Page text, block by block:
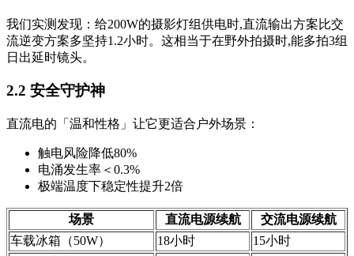
我们实测发现：给200W的摄影灯组供电时,直流输出方案比交
流逆变方案多坚持1.2小时。这相当于在野外拍摄时,能多拍3组
日出延时镜头。
2.2 安全守护神
直流电的「温和性格」让它更适合户外场景：
触电风险降低80%
电涌发生率＜0.3%
极端温度下稳定性提升2倍
场景 直流电源续航
交流电源续航
车载冰箱（50W）
18小时
15小时